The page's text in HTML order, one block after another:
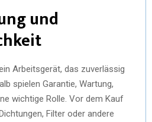
und
Arbeitsgerät, das zuverlässig
spielen Garantie, Wartung,
wichtige Rolle. Vor dem Kauf
Filter oder andere